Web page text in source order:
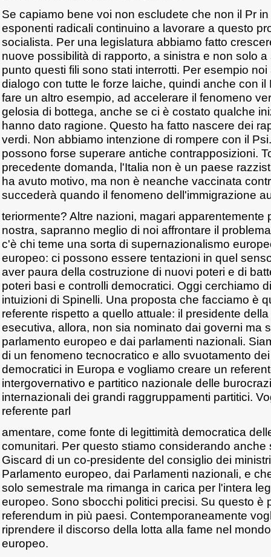
Se capiamo bene voi non escludete che non il Pr
esponenti radicali continuino a lavorare a questo
socialista. Per una legislatura abbiamo fatto
nuove possibilità di rapporto, a sinistra e non solo
punto questi fili sono stati interrotti. Per esempio
dialogo con tutte le forze laiche, quindi anche con il
fare un altro esempio, ad accelerare il fenomeno
gelosia di bottega, anche se ci è costato qualche
hanno dato ragione. Questo ha fatto nascere dei
verdi. Non abbiamo intenzione di rompere con il
possono forse superare antiche contrapposizioni.
precedente domanda, l'Italia non è un paese
ha avuto motivo, ma non è neanche vaccinata
succederà quando il fenomeno dell'immigrazione
teriormente? Altre nazioni, magari apparentemente
nostra, sapranno meglio di noi affrontare il
c'è chi teme una sorta di supernazionalismo
europeo: ci possono essere tentazioni in quel
aver paura della costruzione di nuovi poteri e di
poteri basi e controlli democratici. Oggi cerchiamo
intuizioni di Spinelli. Una proposta che facciamo è
referente rispetto a quello attuale: il presidente
esecutiva, allora, non sia nominato dai governi ma
parlamento europeo e dai parlamenti nazionali.
di un fenomeno tecnocratico e allo svuotamento
democratici in Europa e vogliamo creare un
intergovernativo e partitico nazionale delle
internazionali dei grandi raggruppamenti partitici.
referente parl
amentare, come fonte di legittimità democratica
comunitari. Per questo stiamo considerando anche
Giscard di un co-presidente del consiglio dei
Parlamento europeo, dai Parlamenti nazionali, e
solo semestrale ma rimanga in carica per l'intera
europeo. Sono sbocchi politici precisi. Su questo è
referendum in più paesi. Contemporaneamente
riprendere il discorso della lotta alla fame nel
europeo.